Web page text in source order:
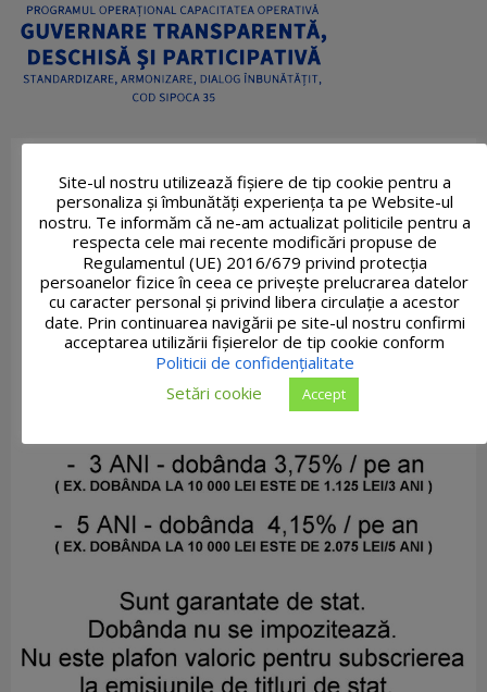
Site-ul nostru utilizează fişiere de tip cookie pentru a
personaliza și îmbunătăți experiența ta pe Website-ul
nostru. Te informăm că ne-am actualizat politicile pentru a
respecta cele mai recente modificări propuse de
Regulamentul (UE) 2016/679 privind protecția
persoanelor fizice în ceea ce privește prelucrarea datelor
cu caracter personal și privind libera circulație a acestor
date. Prin continuarea navigării pe site-ul nostru confirmi
acceptarea utilizării fişierelor de tip cookie conform
Politicii de confidențialitate
Setări cookie
Accept